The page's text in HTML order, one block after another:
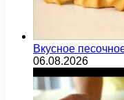
Вкусное
06.08.2026